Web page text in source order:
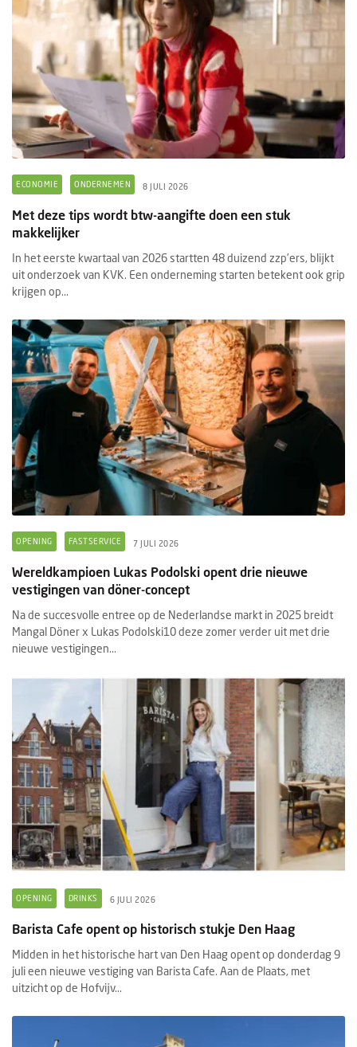
ECONOMIE ONDERNEMEN 8 JULI 2026
Met deze tips wordt btw-aangifte doen een stuk
makkelijker
In het eerste kwartaal van 2026 startten 48 duizend zzp’ers, blijkt
uit onderzoek van KVK. Een onderneming starten betekent ook grip
krijgen op...
OPENING FASTSERVICE 7 JULI 2026
Wereldkampioen Lukas Podolski opent drie nieuwe
vestigingen van döner-concept
Na de succesvolle entree op de Nederlandse markt in 2025 breidt
Mangal Döner x Lukas Podolski10 deze zomer verder uit met drie
nieuwe vestigingen...
OPENING DRINKS 6 JULI 2026
Barista Cafe opent op historisch stukje Den Haag
Midden in het historische hart van Den Haag opent op donderdag 9
juli een nieuwe vestiging van Barista Cafe. Aan de Plaats, met
uitzicht op de Hofvijv...